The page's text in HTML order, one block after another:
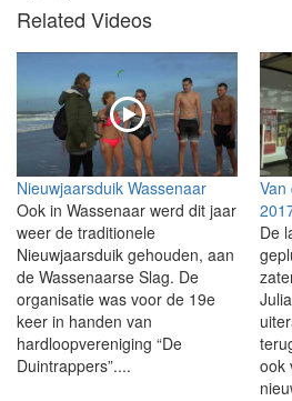
Related Videos
Nieuwjaarsduik Wassenaar
Ook in Wassenaar werd dit jaar
weer de traditionele
Nieuwjaarsduik gehouden, aan
de Wassenaarse Slag. De
organisatie was voor de 19e
keer in handen van
hardloopvereniging “De
Duintrappers”....
Van
De
ook